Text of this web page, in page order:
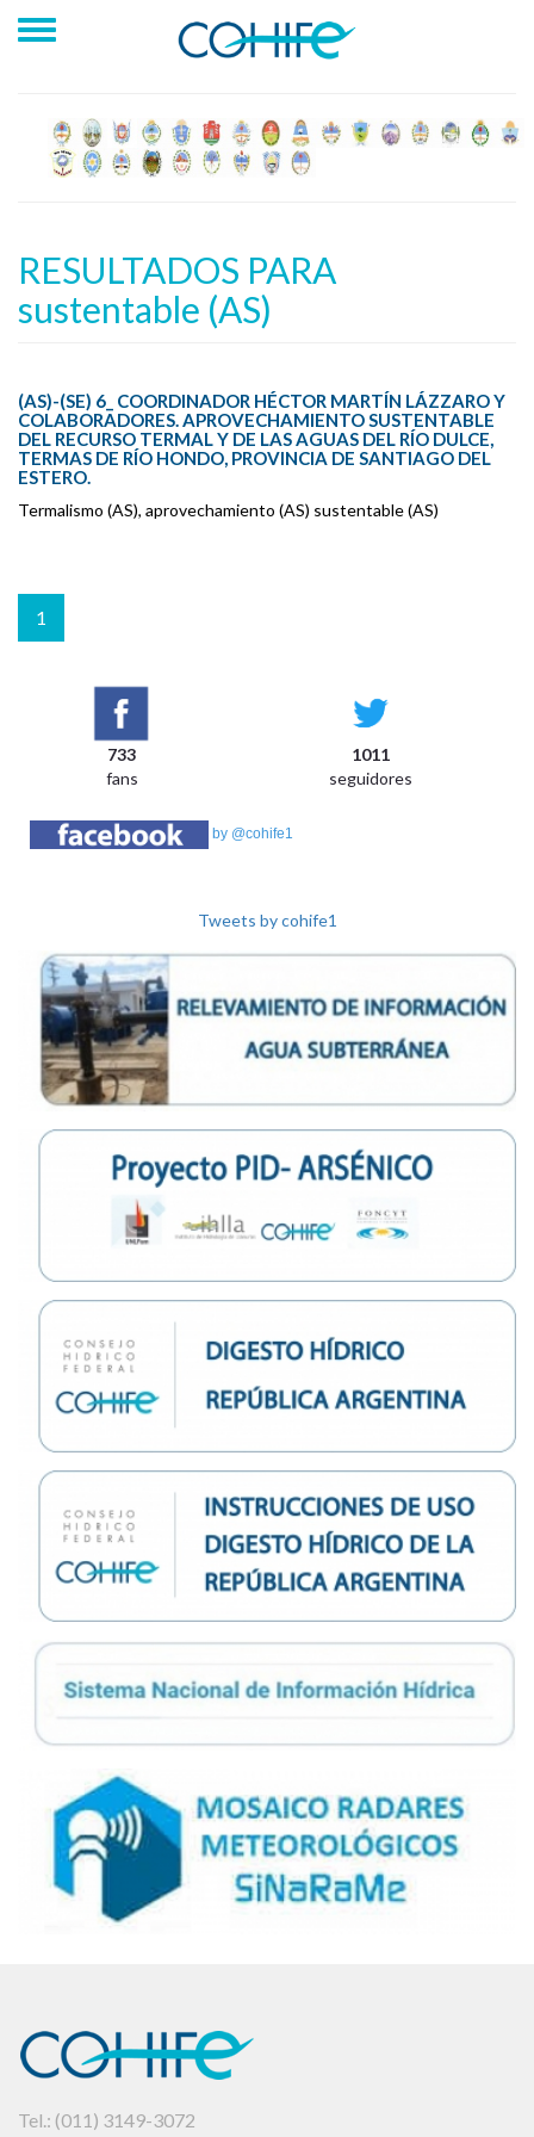
RESULTADOS PARA
sustentable (AS)
(AS)-(SE) 6_ COORDINADOR HÉCTOR MARTÍN LÁZZARO Y
COLABORADORES. APROVECHAMIENTO SUSTENTABLE
DEL RECURSO TERMAL Y DE LAS AGUAS DEL RÍO DULCE,
TERMAS DE RÍO HONDO, PROVINCIA DE SANTIAGO DEL
ESTERO.
Termalismo (AS), aprovechamiento (AS) sustentable (AS)
1
733
1011
fans
seguidores
by @cohife1
Tweets by cohife1
Tel.: (011) 3149-3072